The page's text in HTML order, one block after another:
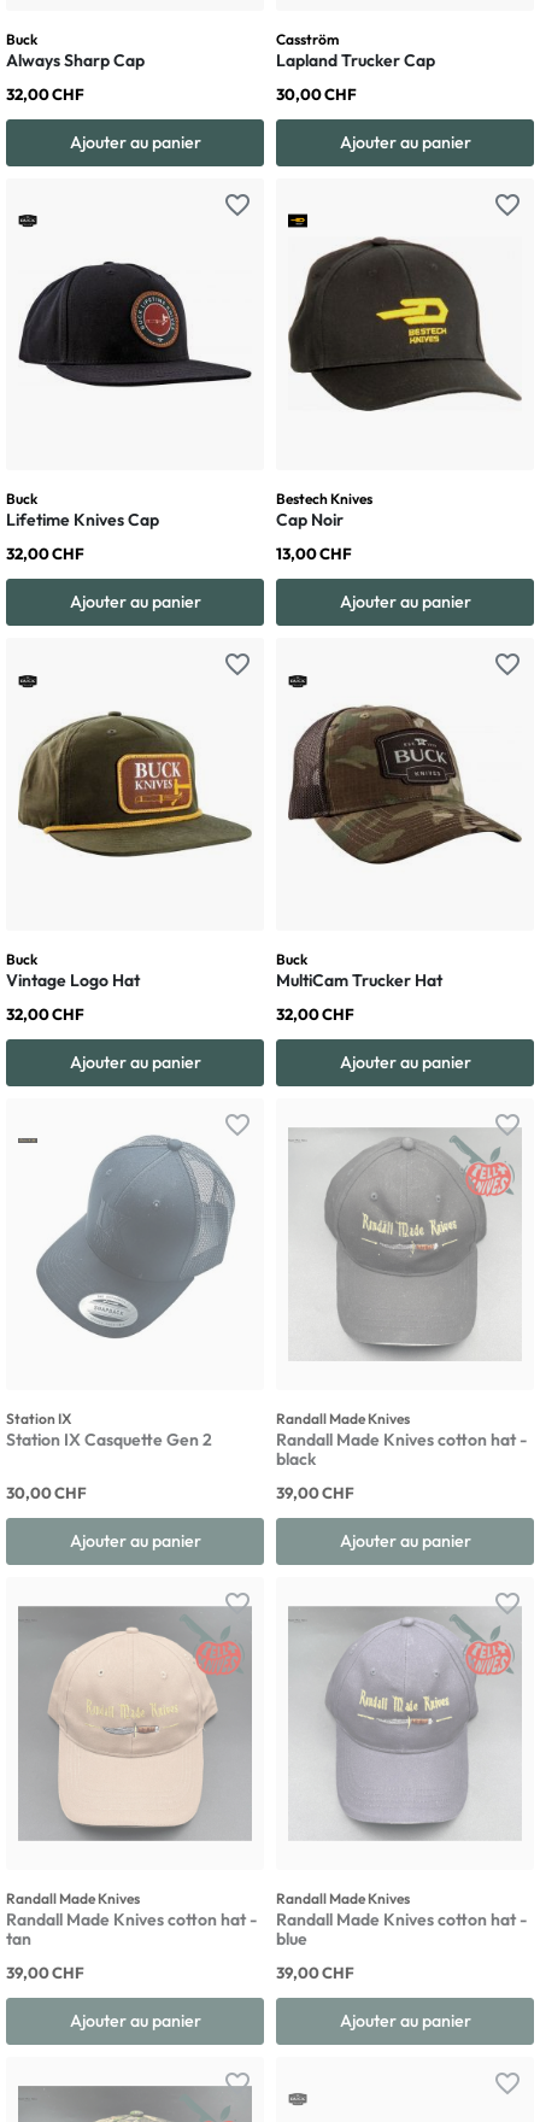
Buck
Always Sharp Cap
32,00 CHF
Ajouter au panier
Casström
Lapland Trucker Cap
30,00 CHF
Ajouter au panier
favorite_border
Buck
Lifetime Knives Cap
32,00 CHF
Ajouter au panier
favorite_border
Bestech Knives
Cap Noir
13,00 CHF
Ajouter au panier
favorite_border
Buck
Vintage Logo Hat
32,00 CHF
Ajouter au panier
favorite_border
Buck
MultiCam Trucker Hat
32,00 CHF
Ajouter au panier
favorite_border
Station IX
Station IX Casquette Gen 2
30,00 CHF
Ajouter au panier
favorite_border
Randall Made Knives
Randall Made Knives cotton hat -
black
39,00 CHF
Ajouter au panier
favorite_border
Randall Made Knives
Randall Made Knives cotton hat -
tan
39,00 CHF
Ajouter au panier
favorite_border
Randall Made Knives
Randall Made Knives cotton hat -
blue
39,00 CHF
Ajouter au panier
favorite_border favorite_border